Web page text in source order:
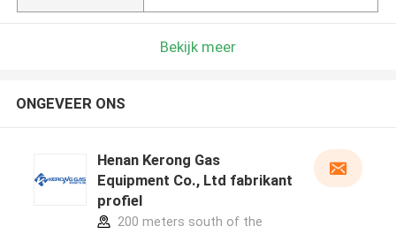
Bekijk meer
ONGEVEER ONS
Henan Kerong Gas
Equipment Co., Ltd fabrikant
profiel
200 meters south of the